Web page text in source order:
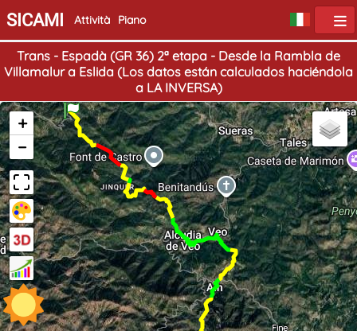
SICAMI Attività Piano
Trans - Espadà (GR 36) 2ª etapa - Desde la Rambla de
Villamalur a Eslida (Los datos están calculados haciéndola
a LA INVERSA)
Fine
+
−